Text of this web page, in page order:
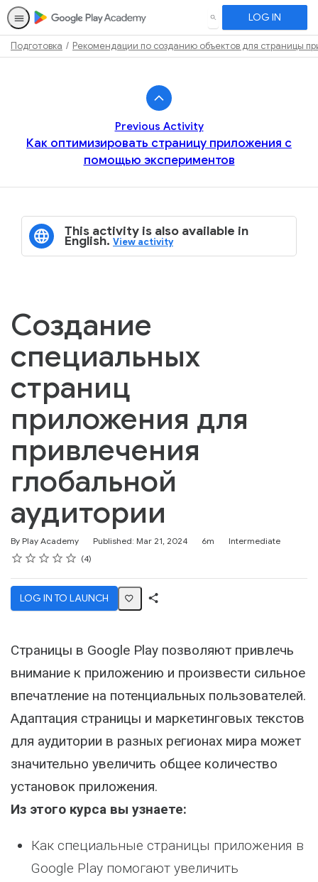
SEARCH LOG IN
Подготовка Рекомендации по созданию объектов для страницы
Previous Activity
Как оптимизировать страницу приложения с
помощью экспериментов
This activity is also available in
English.View activity
Создание
специальных
страниц
приложения для
привлечения
глобальной
аудитории
By Play Academy Published: Mar 21, 2024
Duration 6m
Difficulty
Intermediate
Rating
1 star
2 stars
3 stars
4 stars
5 stars
Average rating: 5.0 4
4 reviews
LOG IN TO LAUNCH
Страницы в Google Play позволяют привлечь
внимание к приложению и произвести сильное
впечатление на потенциальных пользователей.
Адаптация страницы и маркетинговых текстов
для аудитории в разных регионах мира может
значительно увеличить общее количество
установок приложения.
Из этого курса вы узнаете:
Как специальные страницы приложения в
Google Play помогают увеличить